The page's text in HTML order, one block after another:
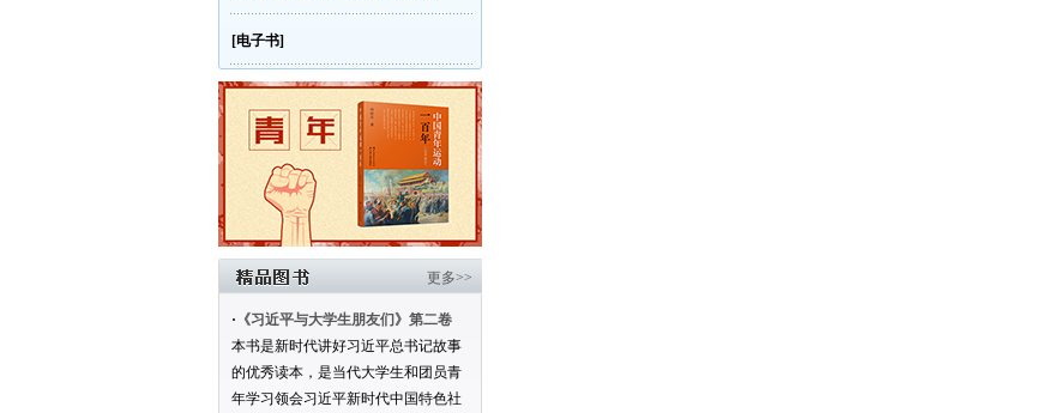
[电子书]
更多>>
· 《习近平与大学生朋友们》第二卷
本书是新时代讲好习近平总书记故事
的优秀读本，是当代大学生和团员青
年学习领会习近平新时代中国特色社